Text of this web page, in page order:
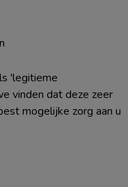
'legitieme
vinden dat deze zeer
mogelijke zorg aan u